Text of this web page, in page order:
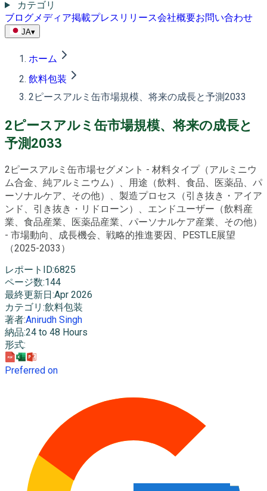
カテゴリ
ブログメディア掲載プレスリリース会社概要お問い合わせ
JA▾
ホーム
飲料包装
2ピースアルミ缶市場規模、将来の成長と予測2033
2ピースアルミ缶市場規模、将来の成長と
予測2033
2ピースアルミ缶市場セグメント - 材料タイプ（アルミニウ
ム合金、純アルミニウム）、用途（飲料、食品、医薬品、パ
ーソナルケア、その他）、製造プロセス（引き抜き・アイア
ンド、引き抜き・リドローン）、エンドユーザー（飲料産
業、食品産業、医薬品産業、パーソナルケア産業、その他）
- 市場動向、成長機会、戦略的推進要因、PESTLE展望
（2025-2033）
レポートID:6825
ページ数:144
最終更新日 :Apr 2026
カテゴリ :飲料包装
著者:Anirudh Singh
納品:24 to 48 Hours
形式:
Preferred on